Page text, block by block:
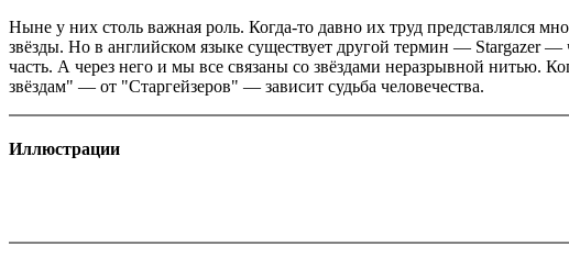
Ныне у них столь важная роль. Когда-то давно их труд представлялся
звёзды. Но в английском языке существует другой термин — Stargazer
часть. А через него и мы все связаны со звёздами неразрывной нитью.
звёздам" — от "Старгейзеров" — зависит судьба человечества.
Иллюстрации